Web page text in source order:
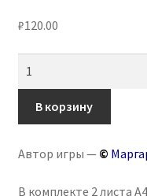
₽120.00
Дидактическая
игра
одежду
В корзину
Автор игры — ©
В комплекте 2 листа